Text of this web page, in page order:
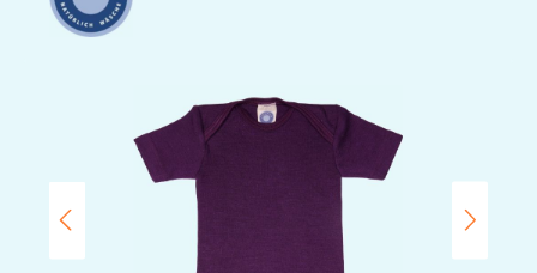
Bildergalerie überspringen